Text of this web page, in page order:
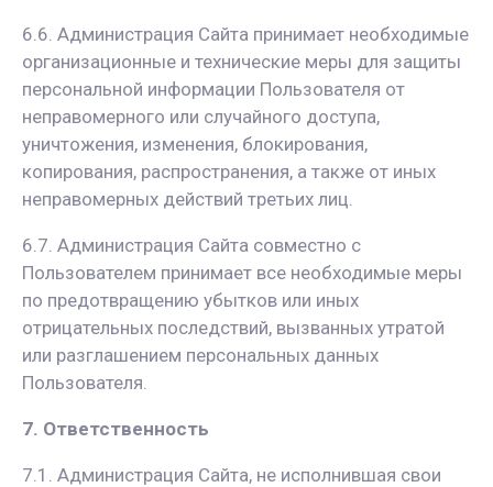
6.6. Администрация Сайта принимает необходимые
организационные и технические меры для защиты
персональной информации Пользователя от
неправомерного или случайного доступа,
уничтожения, изменения, блокирования,
копирования, распространения, а также от иных
неправомерных действий третьих лиц.
6.7. Администрация Сайта совместно с
Пользователем принимает все необходимые меры
по предотвращению убытков или иных
отрицательных последствий, вызванных утратой
или разглашением персональных данных
Пользователя.
7. Ответственность
7.1. Администрация Сайта, не исполнившая свои